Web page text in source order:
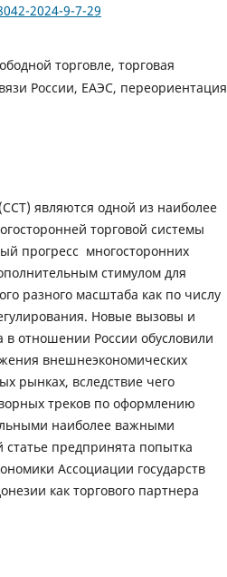
2024-9-7-29
торговле, торговая
России, ЕАЭС, переориентация
являются одной из наиболее
торговой системы
прогресс многосторонних
стимулом для
разного масштаба как по числу
Новые вызовы и
в отношении России обусловили
внешнеэкономических
рынках, вследствие чего
треков по оформлению
наиболее важными
предпринята попытка
Ассоциации государств
как торгового партнера